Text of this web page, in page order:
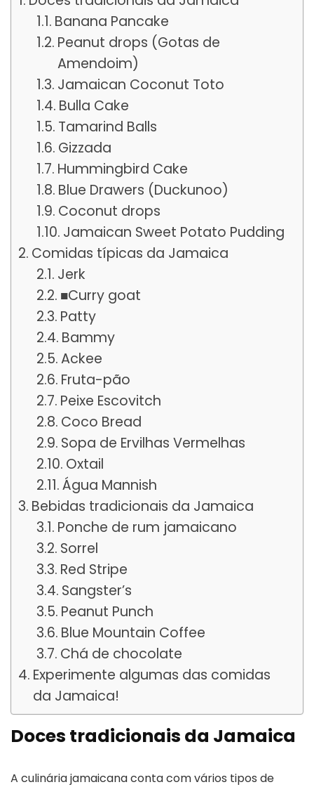
Banana Pancake
Peanut drops (Gotas de
Amendoim)
Jamaican Coconut Toto
Bulla Cake
Tamarind Balls
Gizzada
Hummingbird Cake
Blue Drawers (Duckunoo)
Coconut drops
Jamaican Sweet Potato Pudding
Comidas típicas da Jamaica
Jerk
■Curry goat
Patty
Bammy
Ackee
Fruta-pão
Peixe Escovitch
Coco Bread
Sopa de Ervilhas Vermelhas
Oxtail
Água Mannish
Bebidas tradicionais da Jamaica
Ponche de rum jamaicano
Sorrel
Red Stripe
Sangster’s
Peanut Punch
Blue Mountain Coffee
Chá de chocolate
Experimente algumas das comidas
da Jamaica!
Doces tradicionais da Jamaica
A culinária jamaicana conta com vários tipos de